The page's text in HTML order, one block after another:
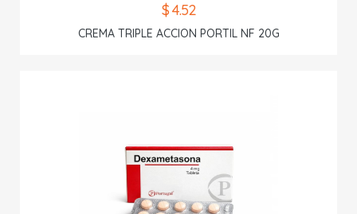
$ 4.52
CREMA TRIPLE ACCION PORTIL NF 20G